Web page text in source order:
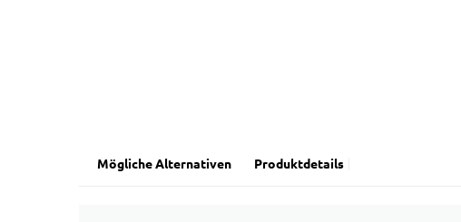
Mögliche Alternativen Produktdetails